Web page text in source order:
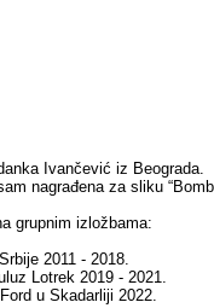
Ivančević iz Beograda.
nagrađena za sliku
grupnim izložbama:
2011 - 2018.
Lotrek 2019 - 2021.
u Skadarliji 2022.